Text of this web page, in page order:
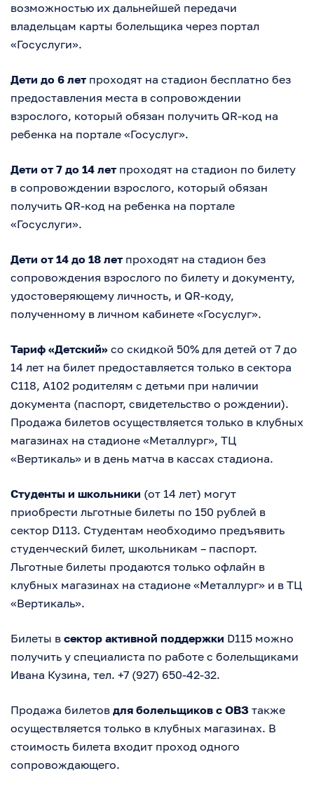
возможностью их дальнейшей передачи
владельцам карты болельщика через портал
«Госуслуги».
Дети до 6 лет проходят на стадион бесплатно без
предоставления места в сопровождении
взрослого, который обязан получить QR-код на
ребенка на портале «Госуслуг».
Дети от 7 до 14 лет проходят на стадион по билету
в сопровождении взрослого, который обязан
получить QR-код на ребенка на портале
«Госуслуги».
Дети от 14 до 18 лет проходят на стадион без
сопровождения взрослого по билету и документу,
удостоверяющему личность, и QR-коду,
полученному в личном кабинете «Госуслуг».
Тариф «Детский» со скидкой 50% для детей от 7 до
14 лет на билет предоставляется только в сектора
С118, А102 родителям с детьми при наличии
документа (паспорт, свидетельство о рождении).
Продажа билетов осуществляется только в клубных
магазинах на стадионе «Металлург», ТЦ
«Вертикаль» и в день матча в кассах стадиона.
Студенты и школьники (от 14 лет) могут
приобрести льготные билеты по 150 рублей в
сектор D113. Студентам необходимо предъявить
студенческий билет, школьникам – паспорт.
Льготные билеты продаются только офлайн в
клубных магазинах на стадионе «Металлург» и в ТЦ
«Вертикаль».
Билеты в сектор активной поддержки D115 можно
получить у специалиста по работе с болельщиками
Ивана Кузина, тел. +7 (927) 650-42-32.
Продажа билетов для болельщиков с ОВЗ также
осуществляется только в клубных магазинах. В
стоимость билета входит проход одного
сопровождающего.